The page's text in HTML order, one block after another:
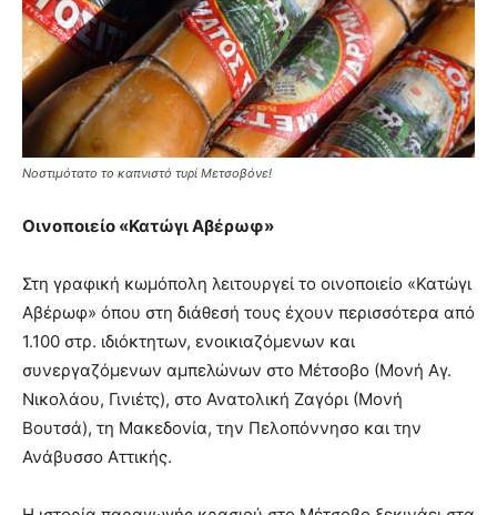
Νοστιμότατο το καπνιστό τυρί Μετσοβόνε!
Οινοποιείο «Κατώγι Αβέρωφ»
Στη γραφική κωμόπολη λειτουργεί το οινοποιείο «Κατώγι
Αβέρωφ» όπου στη διάθεσή τους έχουν περισσότερα από
1.100 στρ. ιδιόκτητων, ενοικιαζόμενων και
συνεργαζόμενων αμπελώνων στο Μέτσοβο (Μονή Αγ.
Νικολάου, Γινιέτς), στο Ανατολική Ζαγόρι (Μονή
Βουτσά), τη Μακεδονία, την Πελοπόννησο και την
Ανάβυσσο Αττικής.